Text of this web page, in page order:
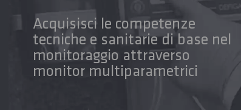
Acquisisci le competenze
tecniche e sanitarie di base nel
monitoraggio attraverso
monitor multiparametrici